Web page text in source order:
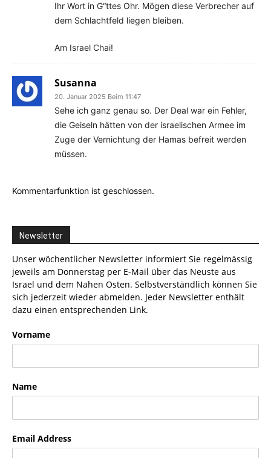
Ihr Wort in G“ttes Ohr. Mögen diese Verbrecher auf
dem Schlachtfeld liegen bleiben.
Am Israel Chai!
Susanna
20. Januar 2025 Beim 11:47
Sehe ich ganz genau so. Der Deal war ein Fehler,
die Geiseln hätten von der israelischen Armee im
Zuge der Vernichtung der Hamas befreit werden
müssen.
Kommentarfunktion ist geschlossen.
Newsletter
Unser wöchentlicher Newsletter informiert Sie regelmässig
jeweils am Donnerstag per E-Mail über das Neuste aus
Israel und dem Nahen Osten. Selbstverständlich können Sie
sich jederzeit wieder abmelden. Jeder Newsletter enthält
dazu einen entsprechenden Link.
Vorname
Name
Email Address